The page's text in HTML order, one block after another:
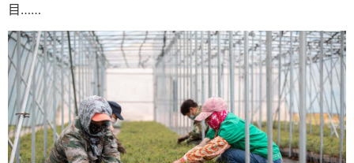
目……